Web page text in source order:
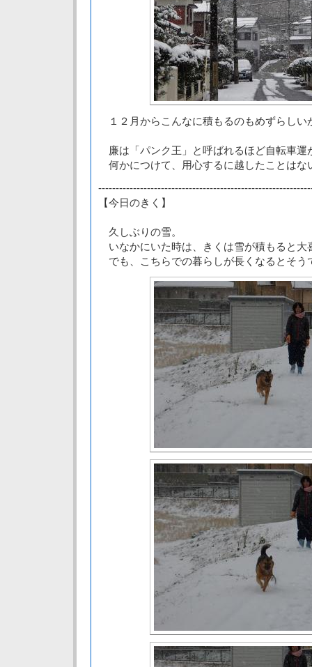
１２月からこんなに積もるのもめずらしい
廉は「パンク王」と呼ばれるほど自転車運
何かにつけて、用心するに越したことはな
【今日のきく】
久しぶりの雪。
いなかにいた時は、きくは雪が積もると大
でも、こちらでの暮らしが長くなるとそう